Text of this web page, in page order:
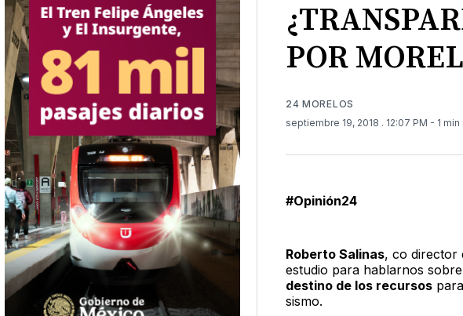
POR
24 MORELOS
septiembre 19, 2018 . 12:07 PM - 1 min
#Opinión24
Roberto Salinas, co director
estudio para hablarnos
destino de los recursospara
sismo.